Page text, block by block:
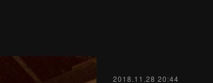
2018.11.28 20:44